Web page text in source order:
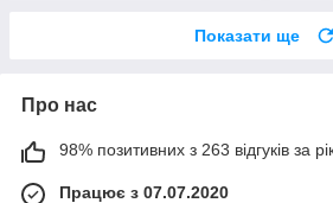
Показати ще
Про нас
98% позитивних з 263 відгуків за
Працює з 07.07.2020